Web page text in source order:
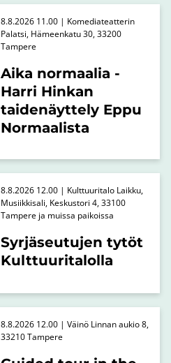
Aika normaalia -
Harri Hinkan
taidenäyttely Eppu
Normaalista
8.8.2026 11.00 | Komediateatterin
Palatsi, Hämeenkatu 30, 33200
Tampere
Syrjäseutujen tytöt
Kulttuuritalolla
8.8.2026 12.00 | Kulttuuritalo Laikku,
Musiikkisali, Keskustori 4, 33100
Tampere ja muissa paikoissa
8.8.2026 12.00 | Väinö Linnan aukio 8,
33210 Tampere